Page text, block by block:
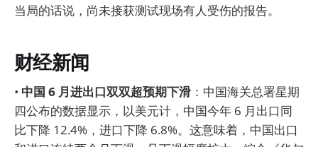
当局的话说，尚未接获测试现场有人受伤的报告。
财经新闻
• 中国 6 月进出口双双超预期下滑 ：中国海关总署星期
四公布的数据显示，以美元计，中国今年 6 月出口同
比下降 12.4%，进口下降 6.8%。这意味着，中国出口